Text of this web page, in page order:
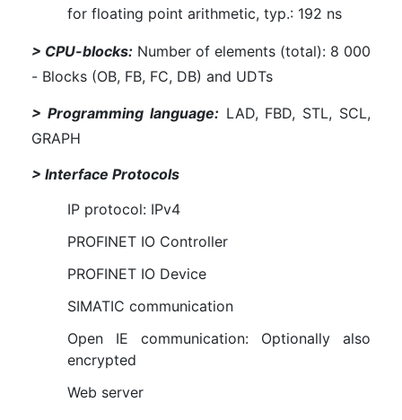
for floating point arithmetic, typ.: 192 ns
> CPU-blocks: Number of elements (total): 8 000
- Blocks (OB, FB, FC, DB) and UDTs
> Programming language:LAD, FBD, STL, SCL,
GRAPH
> Interface Protocols
IP protocol: IPv4
PROFINET IO Controller
PROFINET IO Device
SIMATIC communication
Open IE communication: Optionally also
encrypted
Web server